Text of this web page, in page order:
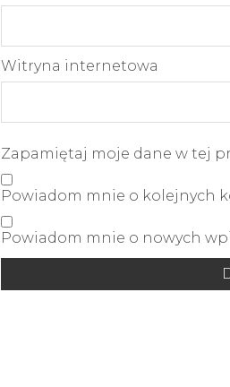
Witryna internetowa
Zapamiętaj moje dane w tej
Powiadom mnie o kolejnych
Powiadom mnie o nowych